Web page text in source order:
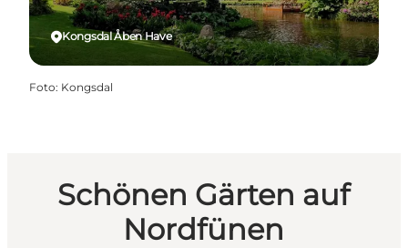
Kongsdal Åben Have
Foto: Kongsdal
Schönen Gärten auf
Nordfünen